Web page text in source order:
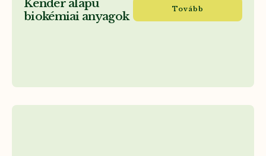
Kender alapú
biokémiai anyagok
Tovább